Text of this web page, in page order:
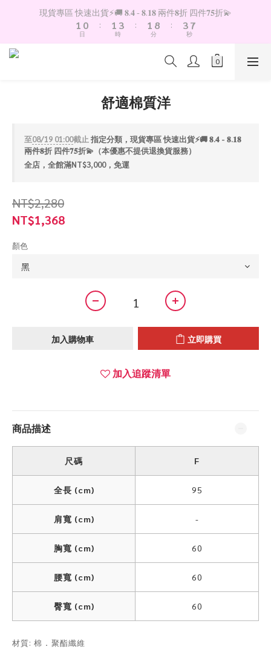
現貨專區 快速出貨⚡️🚚 𝟖.𝟒 - 𝟖.𝟏𝟖 兩件𝟖折 四件𝟕𝟓折💫
2
1
0
1
0
日
:
2
1
0
4
3
2
時
:
2
1
0
9
8
7
2
分
:
4
3
2
0
8
7
6
4
秒
舒適棉質洋
至08/19 01:00截止 指定分類，現貨專區 快速出貨⚡️🚚 𝟖.𝟒 - 𝟖.𝟏𝟖
兩件𝟖折 四件𝟕𝟓折💫（本優惠不提供退換貨服務）
全店，全館滿NT$3,000，免運
NT$2,280
NT$1,368
顏色
加入購物車 立即購買
加入追蹤清單
商品描述
尺碼 F
全長 (cm) 95
肩寬 (cm) -
胸寬 (cm) 60
腰寬 (cm) 60
臀寬 (cm) 60
材質: 棉 ． 聚酯纖維